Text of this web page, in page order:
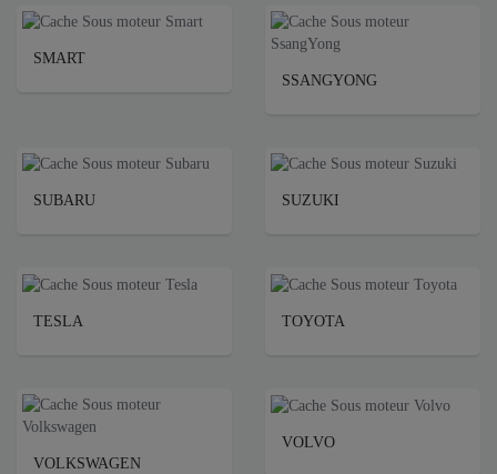
SMART
SSANGYONG
SUBARU SUZUKI
TESLA TOYOTA
VOLKSWAGEN
VOLVO